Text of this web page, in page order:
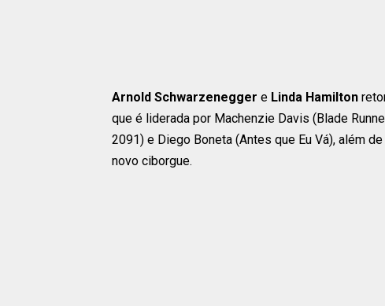
Arnold Schwarzenegger e Linda Hamilton
que é liderada por Machenzie Davis (Blade
2091) e Diego Boneta (Antes que Eu Vá), além
novo ciborgue.